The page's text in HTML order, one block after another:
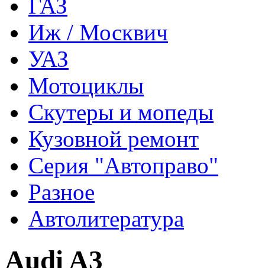
ГАЗ
Иж / Москвич
УАЗ
Мотоциклы
Скутеры и мопеды
Кузовной ремонт
Серия "Автоправо"
Разное
Автолитература
Audi A3